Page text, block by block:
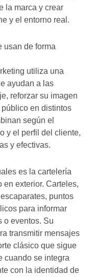
la marca y crear
y el entorno real.
usan de forma
utiliza una
ayudan a las
reforzar su imagen
en distintos
según el
y el perfil del cliente,
y efectivas.
es la cartelería
en exterior. Carteles,
puntos
para informar
o eventos. Su
transmitir mensajes
clásico que sigue
cuando se integra
con la identidad de